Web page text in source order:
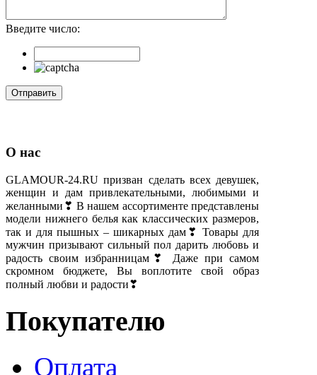
Введите число:
О нас
GLAMOUR-24.RU призван сделать всех девушек,
женщин и дам привлекательными, любимыми и
желанными❣ В нашем ассортименте представлены
модели нижнего белья как классических размеров,
так и для пышных – шикарных дам❣ Товары для
мужчин призывают сильный пол дарить любовь и
радость своим избранницам❣ Даже при самом
скромном бюджете, Вы воплотите свой образ
полный любви и радости❣
Покупателю
Оплата